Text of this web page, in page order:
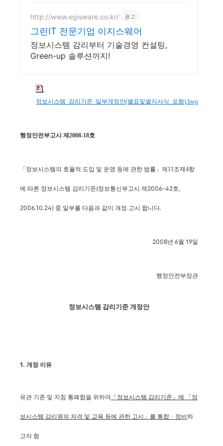
http://www.egisware.co.kr/ 광고
그린IT 전문기업 이지스웨어
정보시스템 감리부터 기술경영 컨설팅,
Green-up 솔루션까지!
정보시스템_감리기준_일부개정안(별표및별지서식_포함).hwp
행정안전부고시 제2008-18호
「정보시스템의 효율적 도입 및 운영 등에 관한 법률」제11조제4항
에 따른 정보시스템 감리기준(정보통신부고시 제2006-42호,
2006.10.24) 중 일부를 다음과 같이 개정․고시 합니다.
2008년 6월 19일
행정안전부장관
정보시스템 감리기준 개정안
1. 개정 이유
유관 기준 및 지침 통폐합을 위하여 「정보시스템 감리기준」에 「정
보시스템 감리원의 자격 및 교육 등에 관한 고시」를 통합ㆍ정비하
고자 함